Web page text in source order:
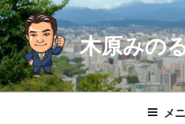
コ
ン
テ
ン
ツ
木原みの
メ